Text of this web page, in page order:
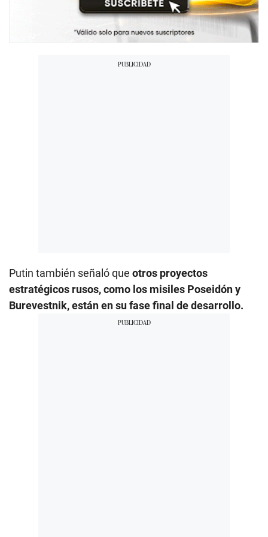
Putin también señaló que otros proyectos
estratégicos rusos, como los misiles Poseidón y
Burevestnik, están en su fase final de desarrollo.